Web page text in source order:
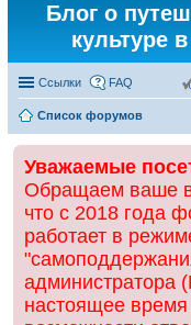
Блог о
культуре
Ссылки FAQ
Список форумов
Уважаемые
Обращаем ваше
что с 2018 года
работает в
администратора
настоящее время